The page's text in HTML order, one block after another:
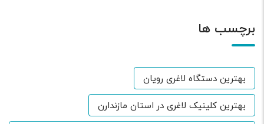
برچسب ها
بهترین دستگاه لاغری رویان
بهترین کلینیک لاغری در استان مازندارن